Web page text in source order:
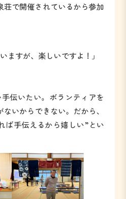
荘で開催されているから参加
ますが、楽しいですよ！」
手伝いたい。ボランティアを
いからできない。だから、
ば手伝えるから嬉しい”とい